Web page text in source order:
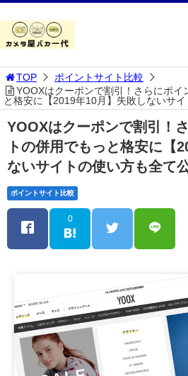
TOP
ポイントサイト比較
YOOXはクーポンで割引！さらにポイ
と格安に【2019年10月】失敗しないサ
YOOXはクーポンで割引！
トの併用でもっと格安に【
ないサイトの使い方も全て
ポイントサイト比較
0